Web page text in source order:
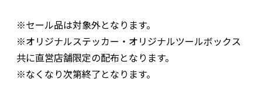
※セール品は対象外となります。
※オリジナルステッカー・オリジナルツールボックス
共に直営店舗限定の配布となります。
※なくなり次第終了となります。